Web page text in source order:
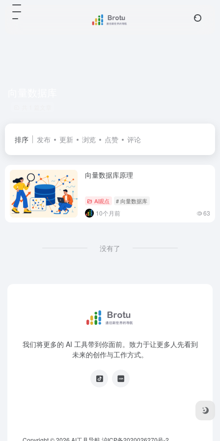
排序 发布 更新 浏览 点赞 评论
向量数据库原理
Ai观点 # 向量数据库
10个月前 63
没有了
我们将更多的 AI 工具带到你面前。致力于让更多人先看到
未来的创作与工作方式。